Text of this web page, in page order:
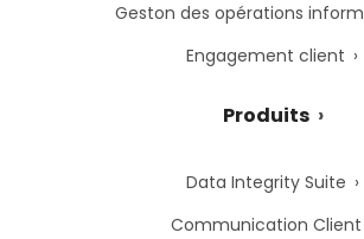
Geston des opérations
Engagement client
Produits
Data Integrity Suite
Communication Client